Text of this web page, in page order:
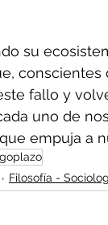
su
fallo y
uno de
empuja a
Filosofía -